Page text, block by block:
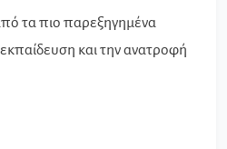
τα πιο παρεξηγημένα
και την ανατροφή